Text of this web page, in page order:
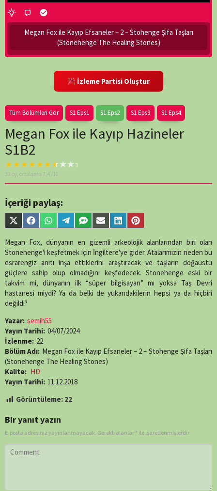
Megan Fox ile Kayıp Efsaneler – 2 – Stohenge Şifa Taşları
(Stonehenge The Healing Stones)
İzleme Partisi Oluştur
Tüm Bölümleri Gör S1 Eps1 S1 Eps2 S1 Eps3 S1 Eps4
Megan Fox ile Kayıp Hazineler
S1B2
Warning: A non-
numeric value
/home/belges/public_html/belgeselsemo/wp-
content/themes/muvipro/template-
parts/content-
single-
line89
39 oy, ortalama 7,4 /10
İçeriği paylaş:
Share
on
X
(Twitter)
Share
on
Facebook
Share
on
WhatsApp
Share
on
Telegram
Share
on
SMS
Share
on
Email
Share
on
LinkedIn
Share
on
Pinterest
Megan Fox, dünyanın en gizemli arkeolojik alanlarından biri olan
Stonehenge'i keşfetmek için İngiltere'ye gider. Atalarımızın neden bu
esrarengiz anıtı inşa ettiklerini araştıracak ve taşların doğaüstü
güçlere sahip olup olmadığını keşfedecek. Stonehenge eski bir
takvim mi, dünyanın ilk “süper bilgisayarı” mı yoksa Taş Devri
hastanesi miydi? Ya da belki de yukarıdakilerin hepsi ya da hiçbiri
değildi?
Yazar: semih55
Yayın Tarihi: 04/07/2024
İzlenme: 22
Bölüm Adı: Megan Fox ile Kayıp Efsaneler – 2 – Stohenge Şifa Taşları
(Stonehenge The Healing Stones)
Kalite: HD
Yayın Tarihi: 11.12.2018
Görüntüleme: 22
Bir yanıt yazın
E-posta adresiniz yayınlanmayacak. Gerekli alanlar * ile işaretlenmişlerdir